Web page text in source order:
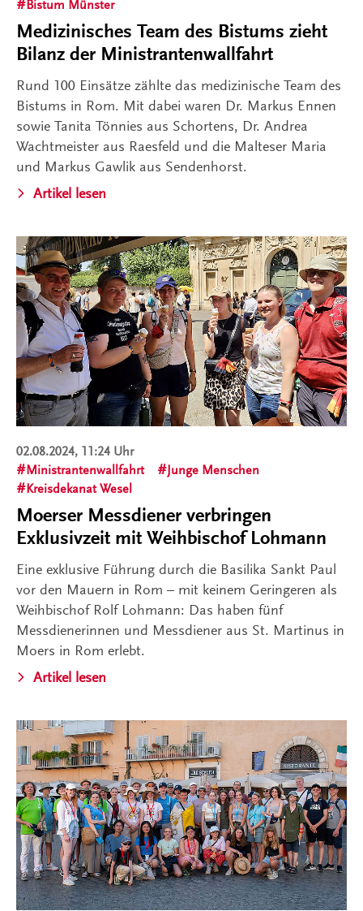
Bistum Münster
Medizinisches Team des Bistums zieht
Bilanz der Ministrantenwallfahrt
Rund 100 Einsätze zählte das medizinische Team des
Bistums in Rom. Mit dabei waren Dr. Markus Ennen
sowie Tanita Tönnies aus Schortens, Dr. Andrea
Wachtmeister aus Raesfeld und die Malteser Maria
und Markus Gawlik aus Sendenhorst.
Artikel lesen
02.08.2024, 11:24 Uhr
Ministrantenwallfahrt
Junge Menschen
Kreisdekanat Wesel
Moerser Messdiener verbringen
Exklusivzeit mit Weihbischof Lohmann
Eine exklusive Führung durch die Basilika Sankt Paul
vor den Mauern in Rom – mit keinem Geringeren als
Weihbischof Rolf Lohmann: Das haben fünf
Messdienerinnen und Messdiener aus St. Martinus in
Moers in Rom erlebt.
Artikel lesen